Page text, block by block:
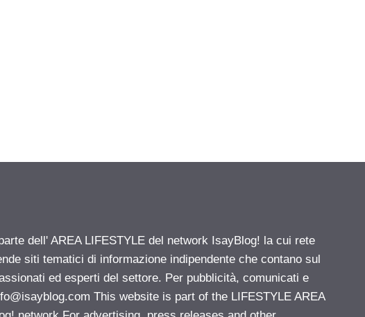
dell' AREA LIFESTYLE del network IsayBlog! la cui rete
siti tematici di informazione indipendente che contano sul
ed esperti del settore. Per pubblicità, comunicati e
This website is part of the LIFESTYLE AREA